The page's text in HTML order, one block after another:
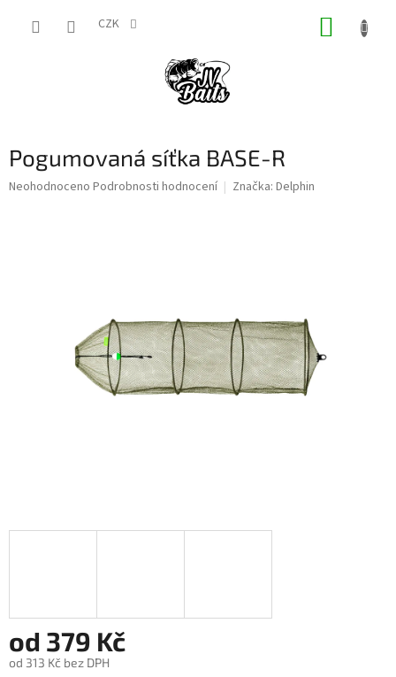
CZK
Pogumovaná síťka BASE-R
Průměrné
Neohodnoceno Podrobnosti hodnocení Značka: Delphin
od 379 Kč
od 313 Kč bez DPH